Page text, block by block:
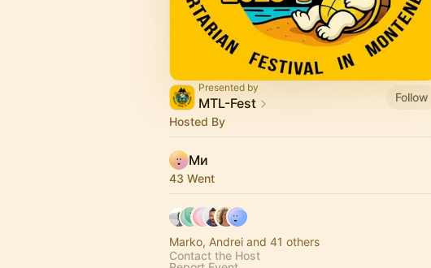
Presented by
MTL-Fest
Follow
Hosted By
Ми
43 Went
Marko, Andrei and 41 others
Contact the Host